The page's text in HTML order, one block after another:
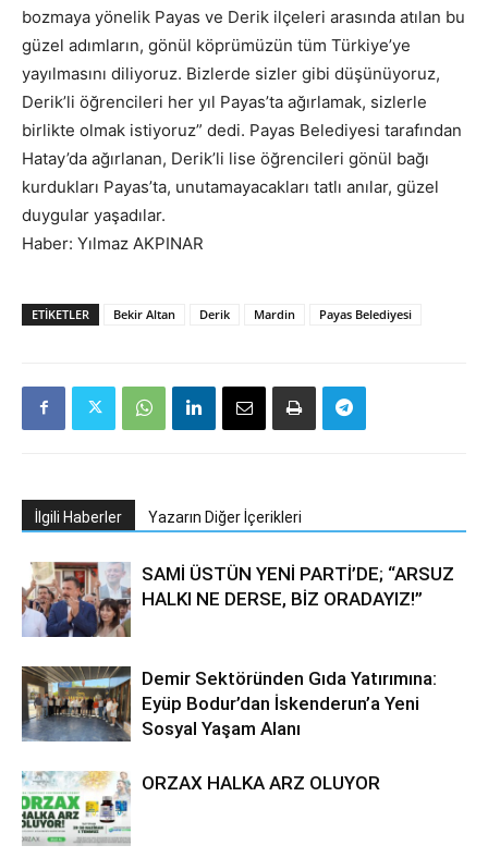
bozmaya yönelik Payas ve Derik ilçeleri arasında atılan bu
güzel adımların, gönül köprümüzün tüm Türkiye’ye
yayılmasını diliyoruz. Bizlerde sizler gibi düşünüyoruz,
Derik’li öğrencileri her yıl Payas’ta ağırlamak, sizlerle
birlikte olmak istiyoruz” dedi. Payas Belediyesi tarafından
Hatay’da ağırlanan, Derik’li lise öğrencileri gönül bağı
kurdukları Payas’ta, unutamayacakları tatlı anılar, güzel
duygular yaşadılar.
Haber: Yılmaz AKPINAR
ETIKETLER Bekir Altan Derik Mardin Payas Belediyesi
İlgili Haberler Yazarın Diğer İçerikleri
SAMİ ÜSTÜN YENİ PARTİ’DE; “ARSUZ
HALKI NE DERSE, BİZ ORADAYIZ!”
Demir Sektöründen Gıda Yatırımına:
Eyüp Bodur’dan İskenderun’a Yeni
Sosyal Yaşam Alanı
ORZAX HALKA ARZ OLUYOR